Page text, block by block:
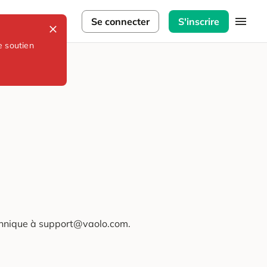
soutien
Se connecter S'inscrire
à support@vaolo.com.